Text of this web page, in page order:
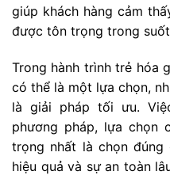
giúp khách hàng cảm
được tôn trọng trong
Trong hành trình trẻ hóa
có thể là một lựa chọn,
là giải pháp tối ưu.
phương pháp, lựa chọn
trọng nhất là chọn
hiệu quả và sự an toàn